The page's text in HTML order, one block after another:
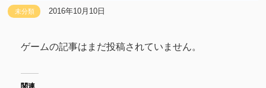
未分類 2016年10月10日
ゲームの記事はまだ投稿されていません。
関連